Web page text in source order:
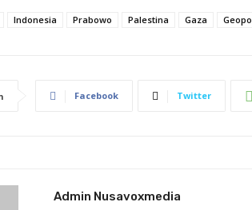
Indonesia Prabowo Palestina Gaza
Facebook Twitter
Admin Nusavoxmedia